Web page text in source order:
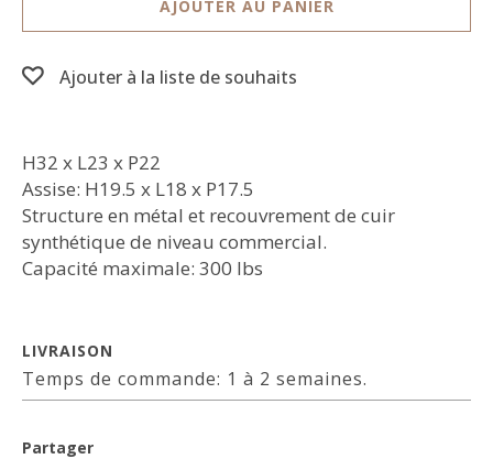
AJOUTER AU PANIER
Ajouter à la liste de souhaits
H32 x L23 x P22
Assise: H19.5 x L18 x P17.5
Structure en métal et recouvrement de cuir
synthétique de niveau commercial.
Capacité maximale: 300 lbs
LIVRAISON
Temps de commande: 1 à 2 semaines.
Partager